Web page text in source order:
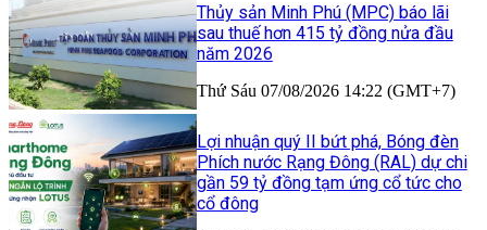
Thủy sản Minh Phú (MPC) báo lãi
sau thuế hơn 415 tỷ đồng nửa đầu
năm 2026
Thứ Sáu 07/08/2026 14:22 (GMT+7)
Lợi nhuận quý II bứt phá, Bóng đèn
Phích nước Rạng Đông (RAL) dự chi
gần 59 tỷ đồng tạm ứng cổ tức cho
cổ đông